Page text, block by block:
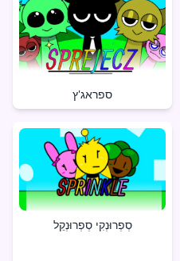
ספראג'ץ
סְפְרוּנְקִי סְפְרוּנְקֵל